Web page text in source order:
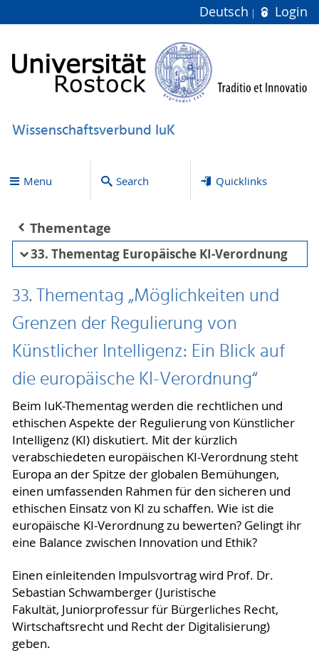
Deutsch Login
Wissenschaftsverbund IuK
Menu Search Quicklinks
Thementage
33. Thementag Europäische KI-Verordnung
33. Thementag „Möglichkeiten und
Grenzen der Regulierung von
Künstlicher Intelligenz: Ein Blick auf
die europäische KI-Verordnung“
Beim IuK-Thementag werden die rechtlichen und
ethischen Aspekte der Regulierung von Künstlicher
Intelligenz (KI) diskutiert. Mit der kürzlich
verabschiedeten europäischen KI-Verordnung steht
Europa an der Spitze der globalen Bemühungen,
einen umfassenden Rahmen für den sicheren und
ethischen Einsatz von KI zu schaffen. Wie ist die
europäische KI-Verordnung zu bewerten? Gelingt ihr
eine Balance zwischen Innovation und Ethik?
Einen einleitenden Impulsvortrag wird Prof. Dr.
Sebastian Schwamberger (Juristische
Fakultät, Juniorprofessur für Bürgerliches Recht,
Wirtschaftsrecht und Recht der Digitalisierung)
geben.